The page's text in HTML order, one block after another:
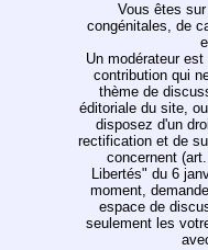
Vous êtes
congénitales, de
Un modérateur
contribution qui
thème de
éditoriale du site,
disposez d'un
rectification et de
concernent
Libertés" du 6
moment,
espace de
seulement les